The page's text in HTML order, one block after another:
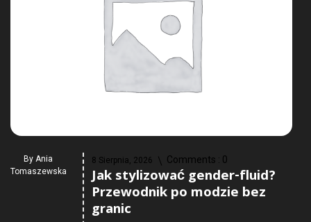
By Ania
Tomaszewska
8 Sierpnia, 2026 Comments : 0
Jak stylizować gender-fluid?
Przewodnik po modzie bez
granic